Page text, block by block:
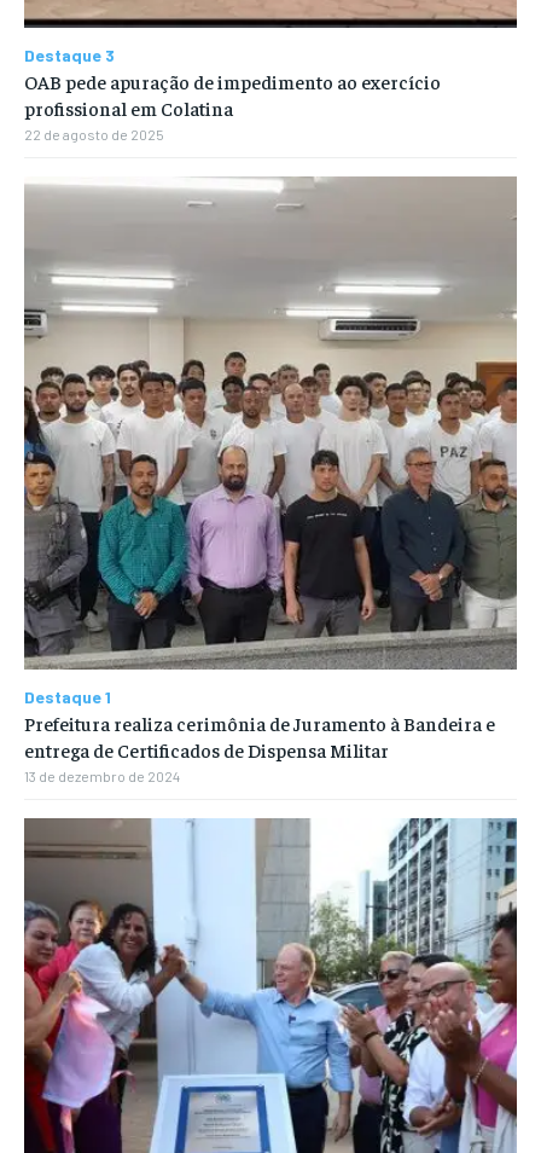
Destaque 3
OAB pede apuração de impedimento ao exercício
profissional em Colatina
22 de agosto de 2025
Destaque 1
Prefeitura realiza cerimônia de Juramento à Bandeira e
entrega de Certificados de Dispensa Militar
13 de dezembro de 2024